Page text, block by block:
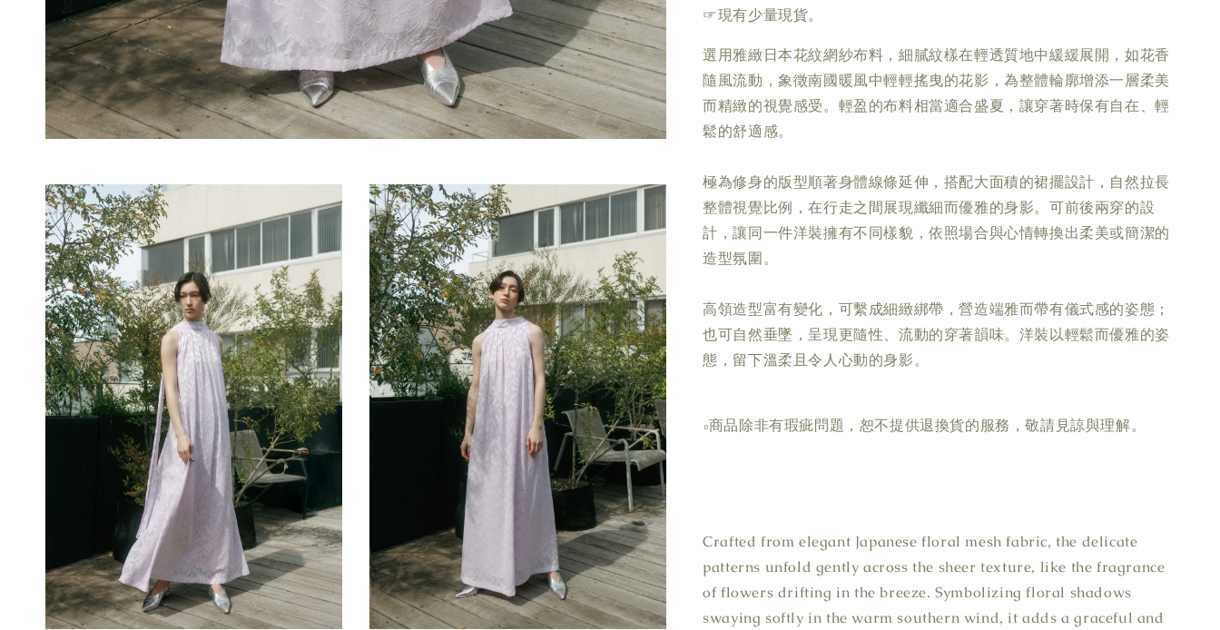
☞現有少量現貨。
選用雅緻日本花紋網紗布料，細膩紋樣在輕透質地中緩緩展開，如花香
隨風流動，象徵南國暖風中輕輕搖曳的花影，為整體輪廓增添一層柔美
而精緻的視覺感受。輕盈的布料相當適合盛夏，讓穿著時保有自在、輕
鬆的舒適感。
極為修身的版型順著身體線條延伸，搭配大面積的裙擺設計，自然拉長
整體視覺比例，在行走之間展現纖細而優雅的身影。可前後兩穿的設
計，讓同一件洋裝擁有不同樣貌，依照場合與心情轉換出柔美或簡潔的
造型氛圍。
高領造型富有變化，可繫成細緻綁帶，營造端雅而帶有儀式感的姿態；
也可自然垂墜，呈現更隨性、流動的穿著韻味。洋裝以輕鬆而優雅的姿
態，留下溫柔且令人心動的身影。
▫商品除非有瑕疵問題，恕不提供退換貨的服務，敬請見諒與理解。
Crafted from elegant Japanese floral mesh fabric, the delicate
patterns unfold gently across the sheer texture, like the fragrance
of flowers drifting in the breeze. Symbolizing floral shadows
swaying softly in the warm southern wind, it adds a graceful and